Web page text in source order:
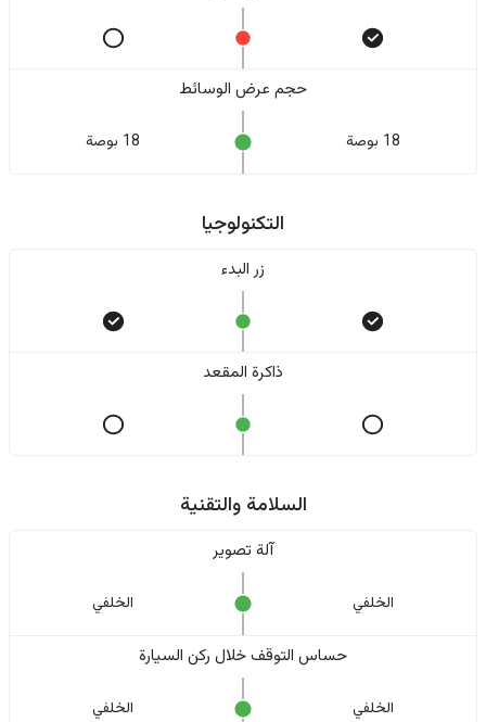
حجم عرض الوسائط
18 بوصة 18 بوصة
التكنولوجيا
زر البدء
ذاكرة المقعد
السلامة والتقنية
آلة تصوير
الخلفي الخلفي
حساس التوقف خلال ركن السيارة
الخلفي الخلفي